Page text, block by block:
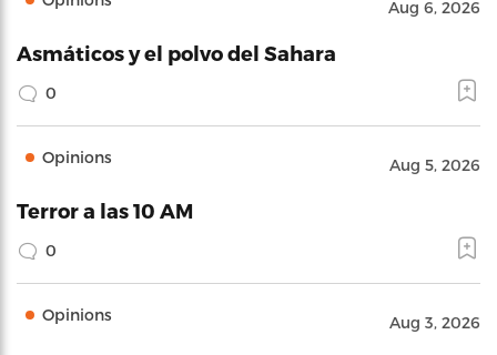
Aug 6, 2026
Asmáticos y el polvo del Sahara
0
Opinions Aug 5, 2026
Terror a las 10 AM
0
Opinions Aug 3, 2026